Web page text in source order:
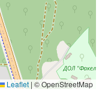
Leaflet | © OpenStreetMap